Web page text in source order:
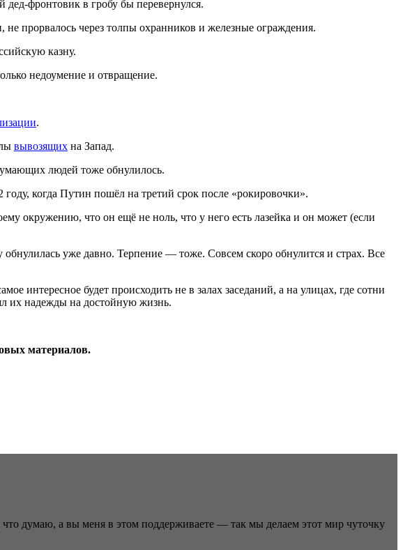
дед-фронтовик в гробу бы перевернулся.
прорвалось через толпы охранников и железные ограждения.
казну.
недоумение и отвращение.
.
вывозящих на Запад.
людей тоже обнулилось.
году, когда Путин пошёл на третий срок после «рокировочки».
окружению, что он ещё не ноль, что у него есть лазейка и он может (если
уже давно. Терпение — тоже. Совсем скоро обнулится и страх. Все
интересное будет происходить не в залах заседаний, а на улицах, где сотни
их надежды на достойную жизнь.
материалов.
думаю, а вы меня в этом поддерживаете — так мы делаем этот мир чуточку